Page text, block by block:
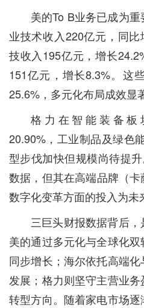
美的To B业务已成为
业技术收入220亿元，同
技收入195亿元，增长
151亿元，增长8.3%。这
25.6%，多元化布局成效显
格力在智能装备板
20.90%，工业制品及绿色
型步伐加快但规模尚待提
数据，但其在高端品牌（卡
数字化变革方面的投入为未
三巨头财报数据背后，
美的通过多元化与全球化
同步增长；海尔依托高端
发展；格力则坚守主营业
转型方向。随着家电市场